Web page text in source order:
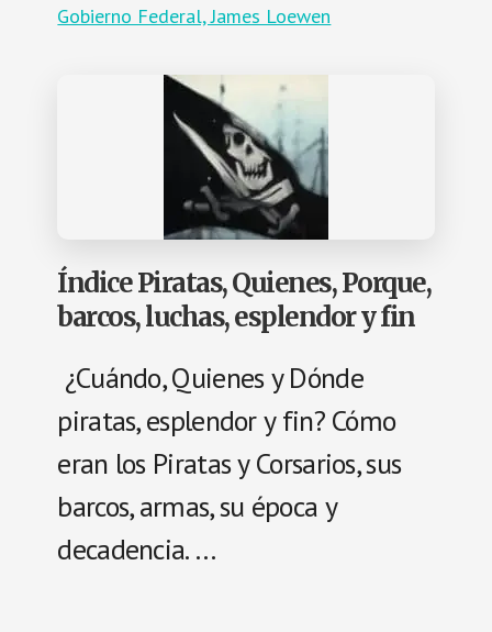
Gobierno Federal, James Loewen
Índice Piratas, Quienes, Porque,
barcos, luchas, esplendor y fin
¿Cuándo, Quienes y Dónde
piratas, esplendor y fin? Cómo
eran los Piratas y Corsarios, sus
barcos, armas, su época y
decadencia. …